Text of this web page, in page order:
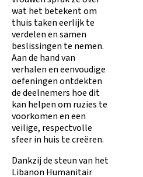
wat het betekent om
thuis taken eerlijk te
verdelen en samen
beslissingen te nemen.
Aan de hand van
verhalen en eenvoudige
oefeningen ontdekten
de deelnemers hoe dit
kan helpen om ruzies te
voorkomen en een
veilige, respectvolle
sfeer in huis te creëren.
Dankzij de steun van het
Libanon Humanitair